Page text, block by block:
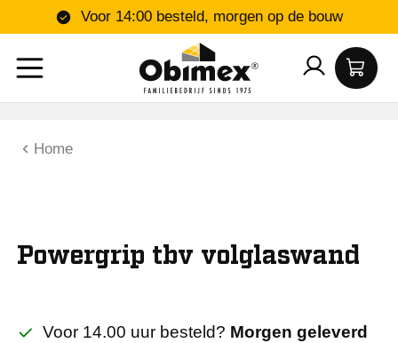
Voor 14:00 besteld, morgen op de bouw
Home
Powergrip tbv volglaswand
Voor 14.00 uur besteld? Morgen geleverd